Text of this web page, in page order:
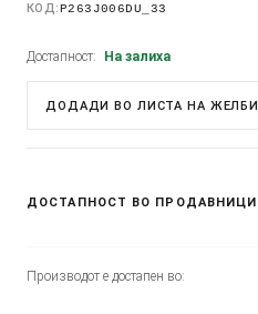
КОД: P263J006DU_33
Достапност: На залиха
ДОДАДИ ВО ЛИСТА НА ЖЕЛБИ
ДОСТАПНОСТ ВО ПРОДАВНИЦИ
Производот е достапен во: